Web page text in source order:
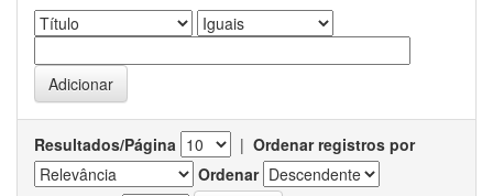
Resultados/Página | Ordenar registros por
Ordenar